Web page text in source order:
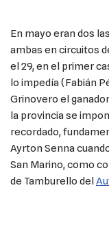
En mayo eran dos
ambas en circuitos
el 29, en el primer
lo impedía (Fabián
Grinovero el
la provincia se
recordado,
Ayrton Senna
San Marino, como
de Tamburello del